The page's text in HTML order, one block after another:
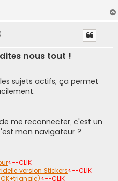
dites nous tout !
sujets actifs, ça permet
me reconnecter, c'est un
mon navigateur ?
<--CLIK
version Stickers<--CLIK
<--CLIK